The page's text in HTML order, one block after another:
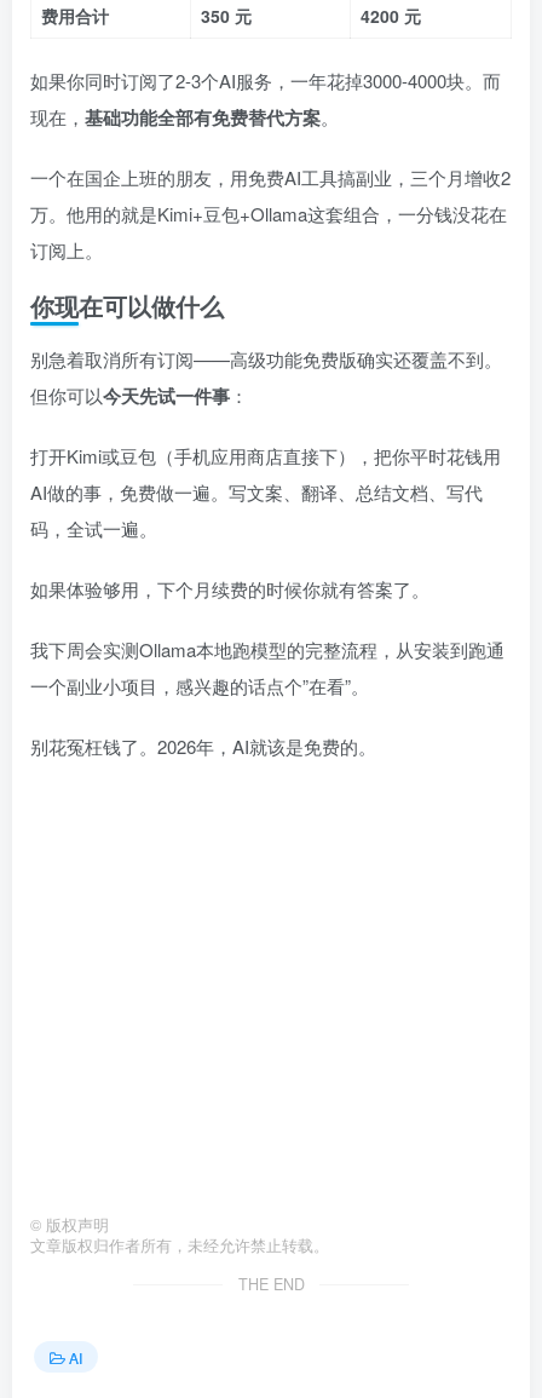
费用合计
350 元 4200 元
如果你同时订阅了2-3个AI服务，一年花掉3000-4000块。而
现在， 基础功能全部有免费替代方案。
一个在国企上班的朋友，用免费AI工具搞副业，三个月增收2
万。他用的就是Kimi+豆包+Ollama这套组合，一分钱没花在
订阅上。
你现在可以做什么
别急着取消所有订阅——高级功能免费版确实还覆盖不到。
但你可以今天先试一件事 ：
打开Kimi或豆包（手机应用商店直接下），把你平时花钱用
AI做的事，免费做一遍。写文案、翻译、总结文档、写代
码，全试一遍。
如果体验够用，下个月续费的时候你就有答案了。
我下周会实测Ollama本地跑模型的完整流程，从安装到跑通
一个副业小项目，感兴趣的话点个”在看”。
别花冤枉钱了。2026年，AI就该是免费的。
© 版权声明
文章版权归作者所有，未经允许禁止转载。
THE END
AI